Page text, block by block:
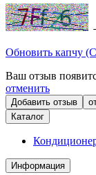
Обновить капчу
Ваш отзыв
отменить
Каталог
Информация